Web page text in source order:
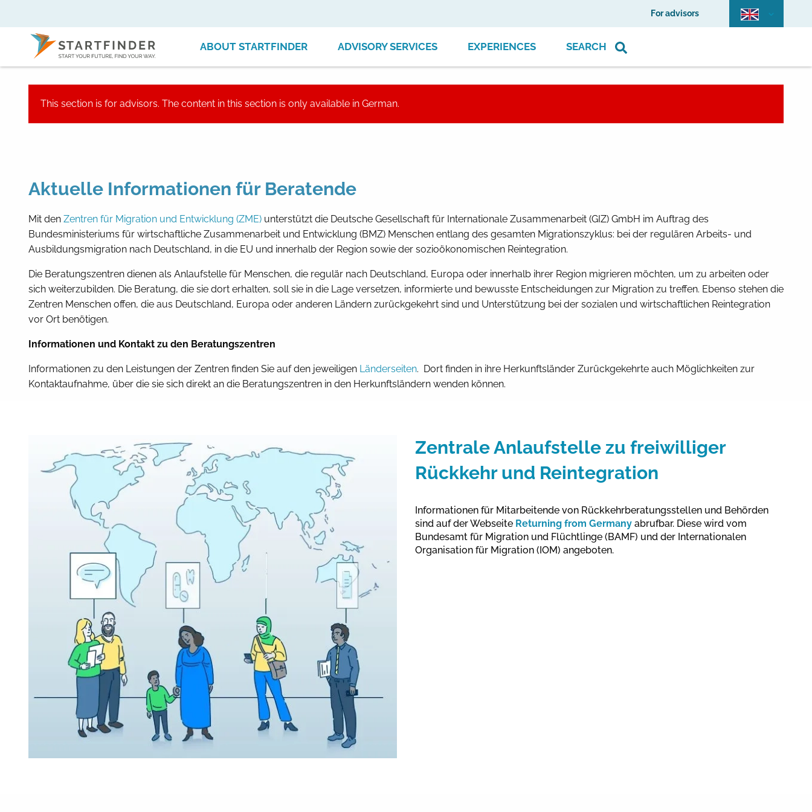
For advisors
ABOUT STARTFINDER ADVISORY SERVICES EXPERIENCES SEARCH
This section is for advisors. The content in this section is only available in German.
Aktuelle Informationen für Beratende
Mit den Zentren für Migration und Entwicklung (ZME) unterstützt die Deutsche Gesellschaft für Internationale Zusammenarbeit (GIZ) GmbH im Auftrag des
Bundesministeriums für wirtschaftliche Zusammenarbeit und Entwicklung (BMZ) Menschen entlang des gesamten Migrationszyklus: bei der regulären Arbeits- und
Ausbildungsmigration nach Deutschland, in die EU und innerhalb der Region sowie der sozioökonomischen Reintegration.
Die Beratungszentren dienen als Anlaufstelle für Menschen, die regulär nach Deutschland, Europa oder innerhalb ihrer Region migrieren möchten, um zu arbeiten oder
sich weiterzubilden. Die Beratung, die sie dort erhalten, soll sie in die Lage versetzen, informierte und bewusste Entscheidungen zur Migration zu treffen. Ebenso stehen die
Zentren Menschen offen, die aus Deutschland, Europa oder anderen Ländern zurückgekehrt sind und Unterstützung bei der sozialen und wirtschaftlichen Reintegration
vor Ort benötigen.
Informationen und Kontakt zu den Beratungszentren
Informationen zu den Leistungen der Zentren finden Sie auf den jeweiligen Länderseiten. Dort finden in ihre Herkunftsländer Zurückgekehrte auch Möglichkeiten zur
Kontaktaufnahme, über die sie sich direkt an die Beratungszentren in den Herkunftsländern wenden können.
Zentrale Anlaufstelle zu freiwilliger
Rückkehr und Reintegration
Informationen für Mitarbeitende von Rückkehrberatungsstellen und Behörden
sind auf der Webseite Returning from Germany abrufbar. Diese wird vom
Bundesamt für Migration und Flüchtlinge (BAMF) und der Internationalen
Organisation für Migration (IOM) angeboten.